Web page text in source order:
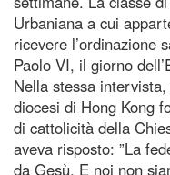
Urbaniana a cui
ricevere l’ordinazione
Paolo VI, il giorno
Nella stessa
diocesi di Hong Kong
di cattolicità della
aveva risposto: ”La
da Gesù. E noi non